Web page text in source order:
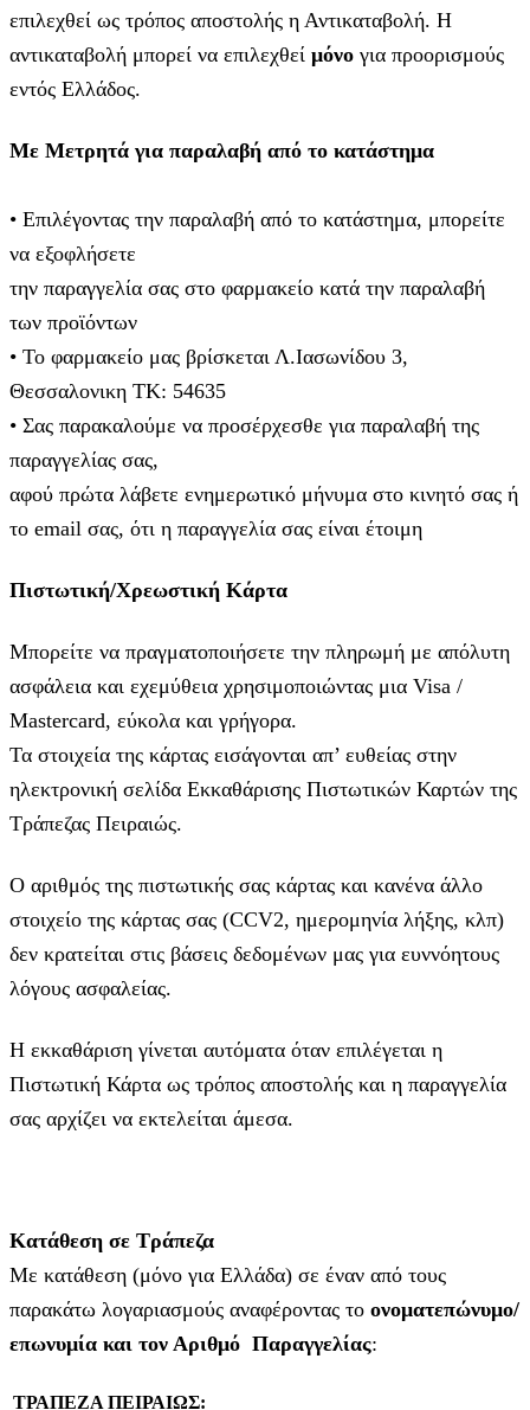
επιλεχθεί ως τρόπος αποστολής η Αντικαταβολή. Η
αντικαταβολή μπορεί να επιλεχθεί μόνο για προορισμούς
εντός Ελλάδος.
Με Μετρητά για παραλαβή από το κατάστημα
• Επιλέγοντας την παραλαβή από το κατάστημα, μπορείτε
να εξοφλήσετε
την παραγγελία σας στο φαρμακείο κατά την παραλαβή
των προϊόντων
• Το φαρμακείο μας βρίσκεται Λ.Ιασωνίδου 3,
Θεσσαλονικη ΤΚ: 54635
• Σας παρακαλούμε να προσέρχεσθε για παραλαβή της
παραγγελίας σας,
αφού πρώτα λάβετε ενημερωτικό μήνυμα στο κινητό σας ή
το email σας, ότι η παραγγελία σας είναι έτοιμη
Πιστωτική/Χρεωστική Κάρτα
Μπορείτε να πραγματοποιήσετε την πληρωμή με απόλυτη
ασφάλεια και εχεμύθεια χρησιμοποιώντας μια Visa /
Mastercard, εύκολα και γρήγορα.
Τα στοιχεία της κάρτας εισάγoνται απ’ ευθείας στην
ηλεκτρονική σελίδα Εκκαθάρισης Πιστωτικών Καρτών της
Τράπεζας Πειραιώς.
Ο αριθμός της πιστωτικής σας κάρτας και κανένα άλλο
στοιχείο της κάρτας σας (CCV2, ημερομηνία λήξης, κλπ)
δεν κρατείται στις βάσεις δεδομένων μας για ευννόητους
λόγους ασφαλείας.
Η εκκαθάριση γίνεται αυτόματα όταν επιλέγεται η
Πιστωτική Κάρτα ως τρόπος αποστολής και η παραγγελία
σας αρχίζει να εκτελείται άμεσα.
Κατάθεση σε Τράπεζα
Με κατάθεση (μόνο για Ελλάδα) σε έναν από τους
παρακάτω λογαριασμούς αναφέροντας το ονοματεπώνυμο/
επωνυμία και τον Αριθμό Παραγγελίας:
ΤΡΑΠΕΖΑ ΠΕΙΡΑΙΩΣ: